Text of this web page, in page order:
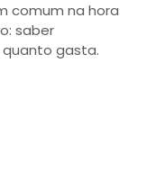
comum na hora
saber
gasta.